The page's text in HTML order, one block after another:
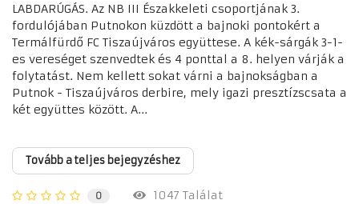
LABDARÚGÁS. Az NB III Északkeleti csoportjának 3.
fordulójában Putnokon küzdött a bajnoki pontokért a
Termálfürdő FC Tiszaújváros együttese. A kék-sárgák 3-1-
es vereséget szenvedtek és 4 ponttal a 8. helyen várják a
folytatást. Nem kellett sokat várni a bajnokságban a
Putnok - Tiszaújváros derbire, mely igazi presztízscsata a
két együttes között. A...
Tovább a teljes bejegyzéshez
0
1047 Találat